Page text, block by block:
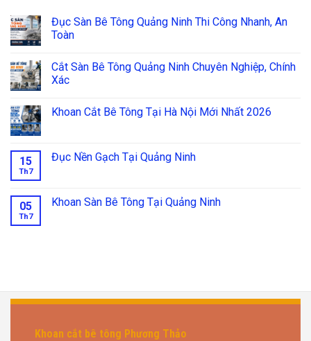
Đục Sàn Bê Tông Quảng Ninh Thi Công Nhanh, An
Toàn
Cắt Sàn Bê Tông Quảng Ninh Chuyên Nghiệp, Chính
Xác
Khoan Cắt Bê Tông Tại Hà Nội Mới Nhất 2026
15
Th7
Đục Nền Gạch Tại Quảng Ninh
05
Th7
Khoan Sàn Bê Tông Tại Quảng Ninh
Khoan cắt bê tông Phương Thảo